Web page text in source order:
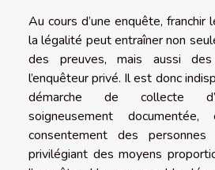
Au cours d’une enquête,
la légalité peut entraîner non
des preuves, mais aussi
l’enquêteur privé. Il est donc
démarche de collecte
soigneusement
consentement des
privilégiant des moyens